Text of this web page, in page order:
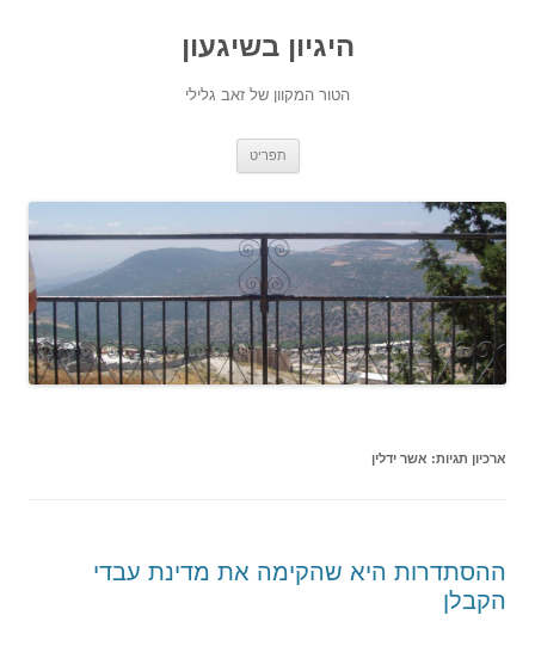
היגיון בשיגעון
הטור המקוון של זאב גלילי
תפריט
ארכיון תגיות: אשר ידלין
ההסתדרות היא שהקימה את מדינת עבדי
הקבלן